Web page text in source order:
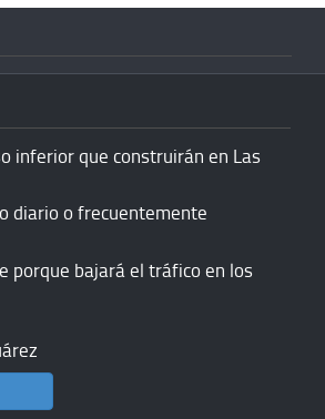
inferior que construirán en Las
diario o frecuentemente
porque bajará el tráfico en los